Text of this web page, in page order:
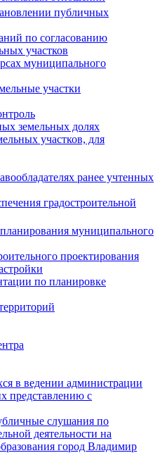
публичных
по согласованию
участков
муниципального
участки
земельных долях
участков, для
ранее учтенных
градостроительной
муниципального
проектирования
по планировке
в ведении администрации
представлению с
слушания по
деятельности на
город Владимир